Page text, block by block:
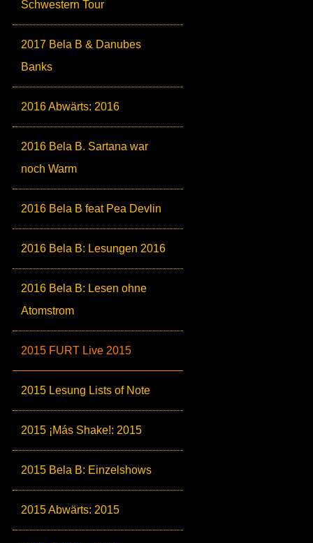
Schwestern Tour
2017 Bela B & Danubes
Banks
2016 Abwärts: 2016
2016 Bela B. Sartana war
noch Warm
2016 Bela B feat Pea Devlin
2016 Bela B: Lesungen 2016
2016 Bela B: Lesen ohne
Atomstrom
2015 FURT Live 2015
2015 Lesung Lists of Note
2015 ¡Más Shake!: 2015
2015 Bela B: Einzelshows
2015 Abwärts: 2015